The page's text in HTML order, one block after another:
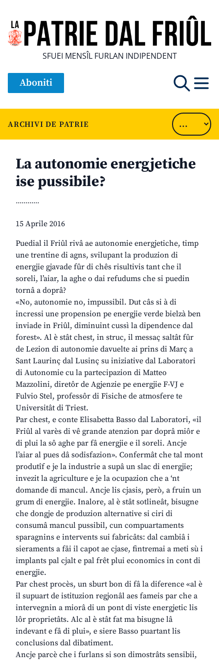
SFUEI MENSÎL FURLAN INDIPENDENT
Aboniti
ARCHIVI DE PATRIE
La autonomie energjetiche
ise pussibile?
............
15 Aprile 2016
Puedial il Friûl rivâ ae autonomie energjetiche, timp
une trentine di agns, svilupant la produzion di
energjie gjavade fûr di chês risultivis tant che il
soreli, l’aiar, la aghe o dai refudums che si puedin
tornâ a doprâ?
«No, autonomie no, impussibil. Dut câs si à di
incressi une propension pe energjie verde bielzà ben
inviade in Friûl, diminuint cussì la dipendence dal
forest». Al è stât chest, in struc, il messaç saltât fûr
de Lezion di autonomie davuelte ai prins di Març a
Sant Laurinç dal Lusinç su iniziative dal Laboratori
di Autonomie cu la partecipazion di Matteo
Mazzolini, diretôr de Agjenzie pe energjie F-VJ e
Fulvio Stel, professôr di Fisiche de atmosfere te
Universitât di Triest.
Par chest, e conte Elisabetta Basso dal Laboratori, «il
Friûl al varès di vê grande atenzion par doprâ miôr e
di plui la sô aghe par fâ energjie e il soreli. Ancje
l’aiar al pues dâ sodisfazion». Confermât che tal mont
produtîf e je la industrie a supâ un slac di energjie;
invezit la agriculture e je la ocupazion che a ‘nt
domande di mancul. Ancje lis cjasis, però, a fruin un
grum di energjie. Inalore, al è stât sotlineât, bisugne
che dongje de produzion alternative si ciri di
consumâ mancul pussibil, cun compuartaments
sparagnins e intervents sui fabricâts: dal cambiâ i
sieraments a fâi il capot ae cjase, fintremai a meti sù i
implants pal cjalt e pal frêt plui economics in cont di
energjie.
Par chest procès, un sburt bon di fâ la diference «al è
il supuart de istituzion regjonâl aes fameis par che a
intervegnin a miorâ di un pont di viste energjetic lis
lôr proprietâts. Alc al è stât fat ma bisugne lâ
indevant e fâ di plui», e siere Basso puartant lis
conclusions dal dibatiment.
Ancje parcè che i furlans si son dimostrâts sensibii,